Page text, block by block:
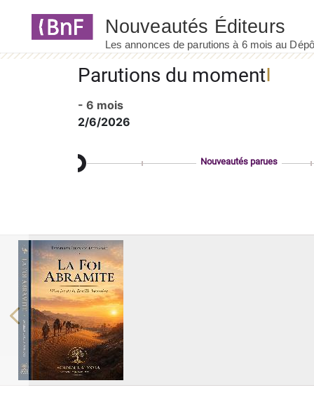
Parutions du moment
- 6 mois
2/6/2026
Nouveautés parues
Previous